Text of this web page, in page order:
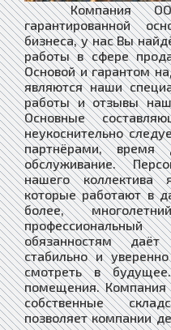
Компания ООО
гарантированной
бизнеса, у нас Вы
работы в сфере
Основой и гарантом
являются наши
работы и отзывы
Основные
неукоснительно
партнёрами, время
обслуживание.
нашего коллектива
которые работают в
более,
обязанностям
стабильно и
смотреть в
помещения.
собственные
позволяет компании